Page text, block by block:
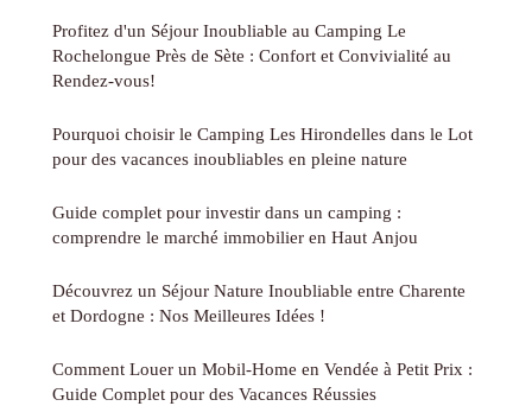
Profitez d'un Séjour Inoubliable au Camping Le
Rochelongue Près de Sète : Confort et Convivialité au
Rendez-vous!
Pourquoi choisir le Camping Les Hirondelles dans le Lot
pour des vacances inoubliables en pleine nature
Guide complet pour investir dans un camping :
comprendre le marché immobilier en Haut Anjou
Découvrez un Séjour Nature Inoubliable entre Charente
et Dordogne : Nos Meilleures Idées !
Comment Louer un Mobil-Home en Vendée à Petit Prix :
Guide Complet pour des Vacances Réussies